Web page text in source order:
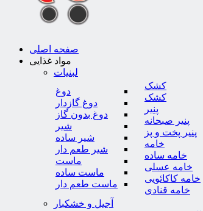
صفحه اصلی
مواد غذایی
لبنیات
کشک
کشک
پنیر
پنیر صبحانه
پنیر پخت و پز
خامه
خامه ساده
خامه عسلی
خامه کاکائویی
خامه قنادی
دوغ
دوغ گازدار
دوغ بدون گاز
شیر
شیر ساده
شیر طعم دار
ماست
ماست ساده
ماست طعم دار
آجیل و خشکبار